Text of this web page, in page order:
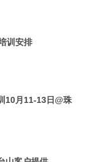
训安排
10月11-13日@珠